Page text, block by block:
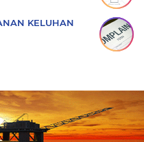
KELUHAN